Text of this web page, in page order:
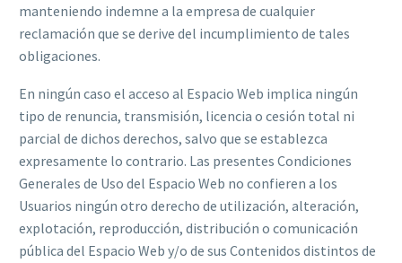
manteniendo indemne a la empresa de cualquier
reclamación que se derive del incumplimiento de tales
obligaciones.
En ningún caso el acceso al Espacio Web implica ningún
tipo de renuncia, transmisión, licencia o cesión total ni
parcial de dichos derechos, salvo que se establezca
expresamente lo contrario. Las presentes Condiciones
Generales de Uso del Espacio Web no confieren a los
Usuarios ningún otro derecho de utilización, alteración,
explotación, reproducción, distribución o comunicación
pública del Espacio Web y/o de sus Contenidos distintos de